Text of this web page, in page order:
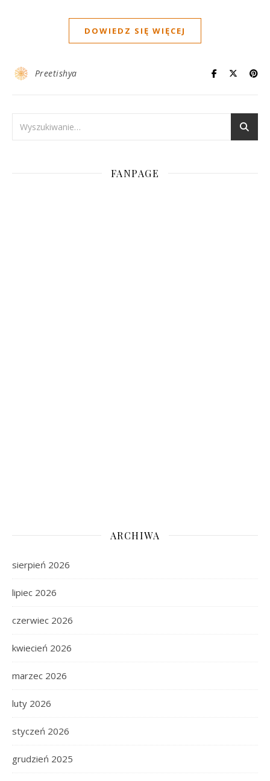
DOWIEDZ SIĘ WIĘCEJ
Preetishya
FANPAGE
ARCHIWA
sierpień 2026
lipiec 2026
czerwiec 2026
kwiecień 2026
marzec 2026
luty 2026
styczeń 2026
grudzień 2025